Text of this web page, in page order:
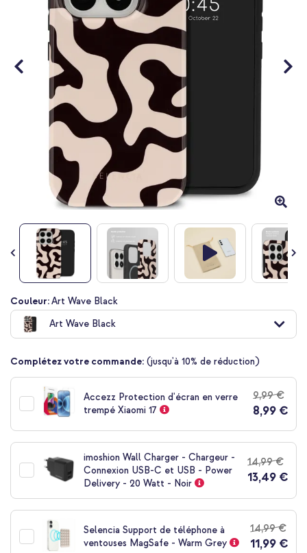
Passer
au
début
de
Galerie
d’images
Couleur:Art Wave Black
Art Wave Black
Complétez votre commande: (jusqu'à 10% de réduction)
Accezz Protection d'écran en verre
trempé Xiaomi 17
9,99 €
8,99 €
imoshion Wall Charger - Chargeur -
Connexion USB-C et USB - Power
Delivery - 20 Watt - Noir
14,99 €
13,49 €
Selencia Support de téléphone à
ventouses MagSafe - Warm Grey
14,99 €
11,99 €